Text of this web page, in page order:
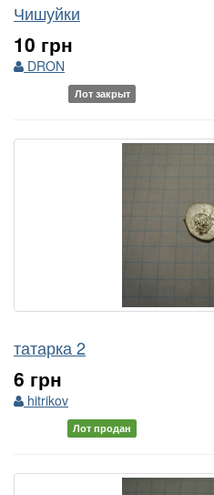
Чишуйки
10 грн
DRON
Лот закрыт
татарка 2
6 грн
hitrikov
Лот продан